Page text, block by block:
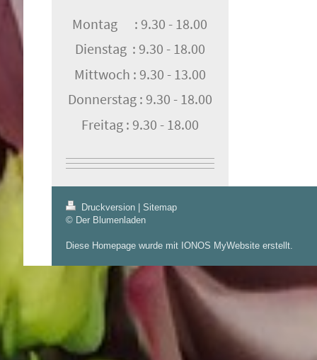
Montag : 9.30 - 18.00
Dienstag : 9.30 - 18.00
Mittwoch : 9.30 - 13.00
Donnerstag : 9.30 - 18.00
Freitag : 9.30 - 18.00
Druckversion | Sitemap
© Der Blumenladen
Diese Homepage wurde mit IONOS MyWebsiteerstellt.